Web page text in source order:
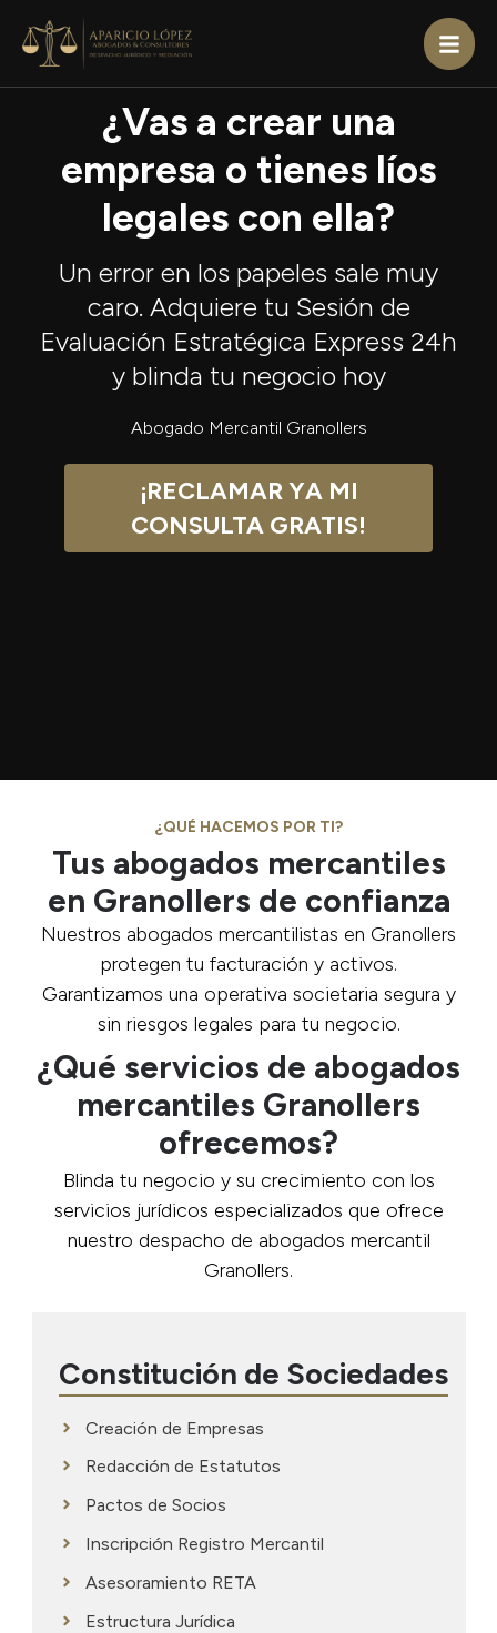
¿Vas a crear una
empresa o tienes líos
legales con ella?
Un error en los papeles sale muy
caro. Adquiere tu Sesión de
Evaluación Estratégica Express 24h
y blinda tu negocio hoy
Abogado Mercantil Granollers
¡RECLAMAR YA MI
CONSULTA GRATIS!
¿QUÉ HACEMOS POR TI?
Tus abogados mercantiles
en Granollers de confianza
Nuestros abogados mercantilistas en Granollers
protegen tu facturación y activos.
Garantizamos una operativa societaria segura y
sin riesgos legales para tu negocio.
¿Qué servicios de abogados
mercantiles Granollers
ofrecemos?
Blinda tu negocio y su crecimiento con los
servicios jurídicos especializados que ofrece
nuestro despacho de abogados mercantil
Granollers.
Constitución de Sociedades
Creación de Empresas
Redacción de Estatutos
Pactos de Socios
Inscripción Registro Mercantil
Asesoramiento RETA
Estructura Jurídica